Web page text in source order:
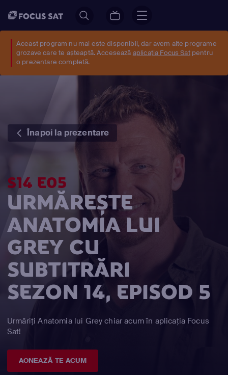
Aceast program nu mai este disponibil, dar avem alte programe
grozave care te așteaptă. Accesează aplicația Focus Satpentru
o prezentare completă.
Înapoi la prezentare
S14 E05
URMĂREȘTE
ANATOMIA LUI
GREY CU
SUBTITRĂRI
SEZON 14, EPISOD 5
Urmăriți Anatomia lui Grey chiar acum în aplicația Focus
Sat!
AONEAZĂ-TE ACUM